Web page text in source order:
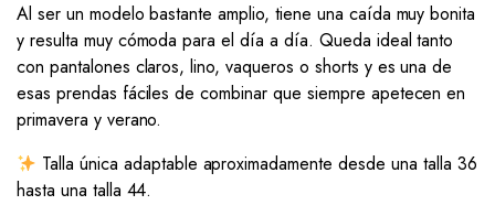
Al ser un modelo bastante amplio, tiene una caída muy bonita
y resulta muy cómoda para el día a día. Queda ideal tanto
con pantalones claros, lino, vaqueros o shorts y es una de
esas prendas fáciles de combinar que siempre apetecen en
primavera y verano.
Talla única adaptable aproximadamente desde una talla 36
hasta una talla 44.